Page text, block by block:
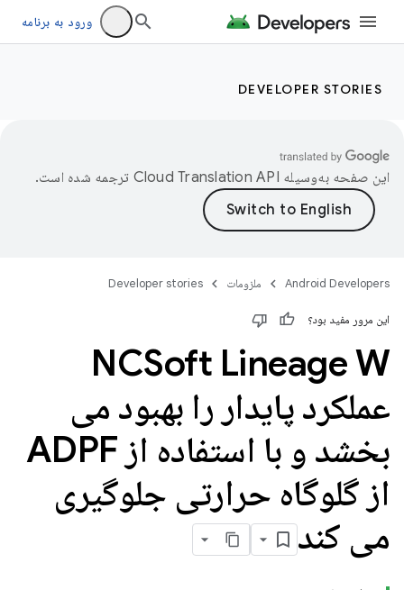
ورود به برنامه
DEVELOPER STORIES
این صفحه به‌وسیله ترجمه شده است.
Android Developers ملزومات Developer stories
این مرور مفید بود؟
NCSoft Lineage W
عملکرد پایدار را بهبود می
بخشد و با استفاده از ADPF
از گلوگاه حرارتی جلوگیری
می کند